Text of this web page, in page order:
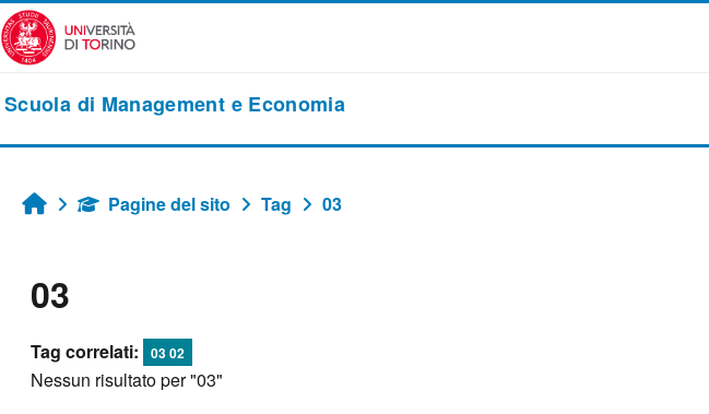
Vai al contenuto principale
Scuola di Management e Economia
HomePagine del sito Tag 03
03
Tag correlati: 03 02
Nessun risultato per "03"